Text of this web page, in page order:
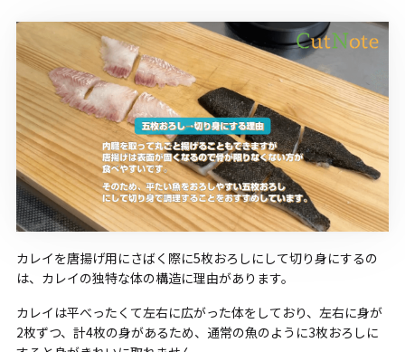
カレイを唐揚げ用にさばく際に5枚おろしにして切り身にするの
は、カレイの独特な体の構造に理由があります。
カレイは平べったくて左右に広がった体をしており、左右に身が
2枚ずつ、計4枚の身があるため、通常の魚のように3枚おろしに